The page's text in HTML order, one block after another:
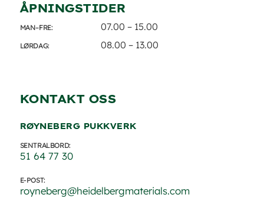
ÅPNINGSTIDER
MAN–FRE:
LØRDAG:
07.00 – 15.00
08.00 – 13.00
KONTAKT OSS
RØYNEBERG PUKKVERK
SENTRALBORD:
51 64 77 30
E-POST:
royneberg@heidelbergmaterials.com